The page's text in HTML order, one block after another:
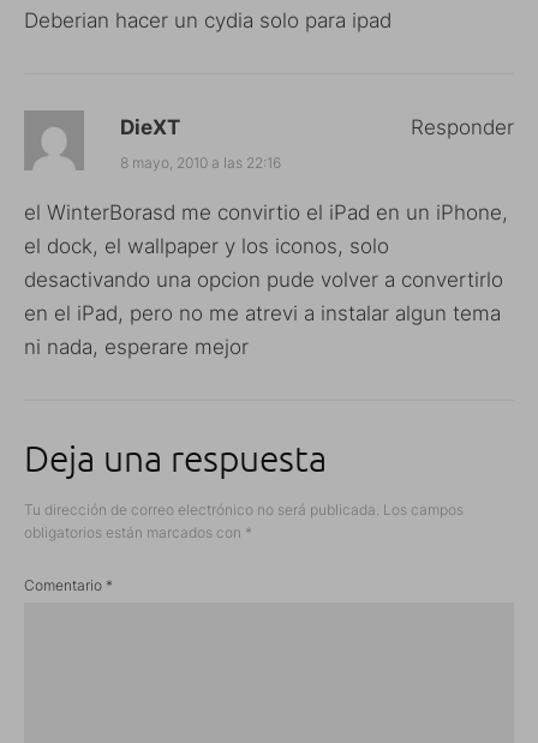
Deberian hacer un cydia solo para ipad
DieXT
8 mayo, 2010 a las 22:16
el WinterBorasd me convirtio el iPad en un iPhone,
el dock, el wallpaper y los iconos, solo
desactivando una opcion pude volver a convertirlo
en el iPad, pero no me atrevi a instalar algun tema
ni nada, esperare mejor
Responder
Deja una respuesta
Tu dirección de correo electrónico no será publicada. Los campos
obligatorios están marcados con *
Comentario *